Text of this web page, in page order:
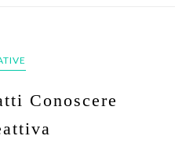
Conoscere